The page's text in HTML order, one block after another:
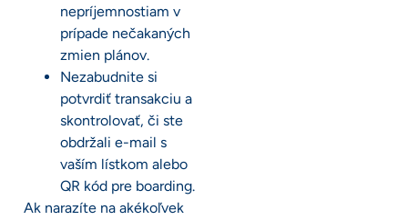
nepríjemnostiam v
prípade nečakaných
zmien plánov.
Nezabudnite si
potvrdiť transakciu a
skontrolovať, či ste
obdržali e-mail s
vaším lístkom alebo
QR kód pre boarding.
Ak narazíte na akékoľvek